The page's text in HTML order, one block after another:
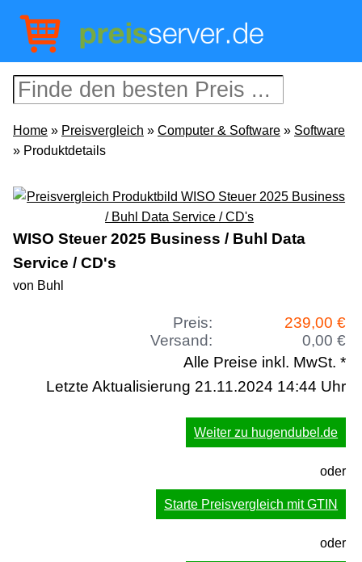
Home » Preisvergleich » Computer & Software » Software
» Produktdetails
WISO Steuer 2025 Business / Buhl Data
Service / CD's
von Buhl
Preis:
239,00 €
Versand:
0,00 €
Alle Preise inkl. MwSt. *
Letzte Aktualisierung 21.11.2024 14:44 Uhr
Weiter zu hugendubel.de
oder
Starte Preisvergleich mit GTIN
oder